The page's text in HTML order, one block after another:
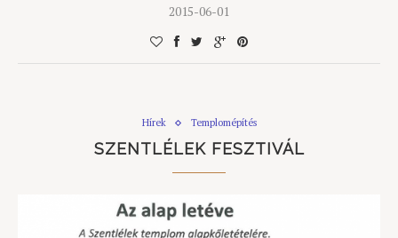
2015-06-01
Hírek Templomépítés
SZENTLÉLEK FESZTIVÁL